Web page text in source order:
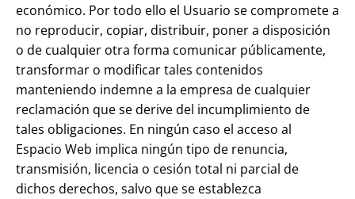
económico. Por todo ello el Usuario se compromete a
no reproducir, copiar, distribuir, poner a disposición
o de cualquier otra forma comunicar públicamente,
transformar o modificar tales contenidos
manteniendo indemne a la empresa de cualquier
reclamación que se derive del incumplimiento de
tales obligaciones. En ningún caso el acceso al
Espacio Web implica ningún tipo de renuncia,
transmisión, licencia o cesión total ni parcial de
dichos derechos, salvo que se establezca